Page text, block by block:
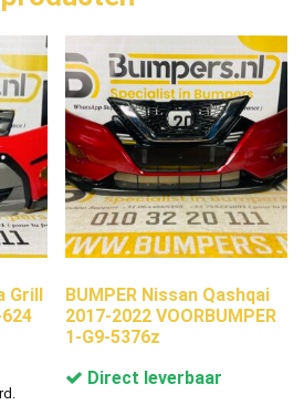
Grill
BUMPER Nissan Qashqai
2017-2022 VOORBUMPER
1-G9-5376z
Direct leverbaar